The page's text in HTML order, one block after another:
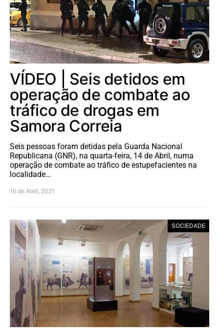
VÍDEO | Seis detidos em
operação de combate ao
tráfico de drogas em
Samora Correia
Seis pessoas foram detidas pela Guarda Nacional
Republicana (GNR), na quarta-feira, 14 de Abril, numa
operação de combate ao tráfico de estupefacientes na
localidade…
16 de Abril, 2021
SOCIEDADE